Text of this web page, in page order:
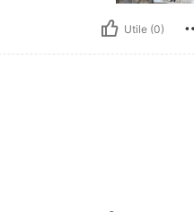
Utile (0)